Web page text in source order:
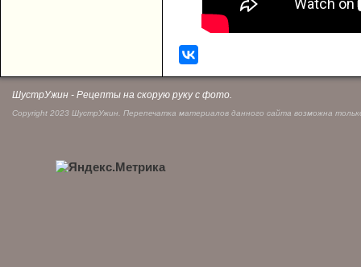
ШустрУжин - Рецепты на скорую руку с фото.
Copyright 2023 ШустрУжин. Перепечатка материалов данного сайта возможна